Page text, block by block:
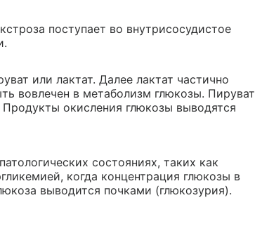
поступает во внутрисосудистое
или лактат. Далее лактат частично
вовлечен в метаболизм глюкозы. Пируват
Продукты окисления глюкозы выводятся
состояниях, таких как
когда концентрация глюкозы в
выводится почками (глюкозурия).